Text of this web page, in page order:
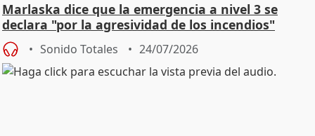
Marlaska dice que la emergencia a nivel 3 se
declara "por la agresividad de los incendios"
Sonido Totales 24/07/2026